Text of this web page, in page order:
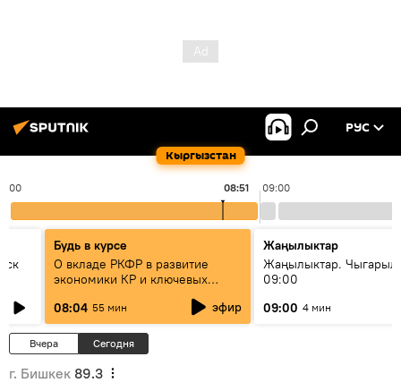
Кыргызстан
РУС
09:00
08:51
Будь в курсе
О вкладе РКФР в развитие
экономики КР и ключевых
08:04 55 мин эфир
Жаңылыктар
Жаңылыктар.
09:00
09:00 4 мин
Вчера Сегодня
г. Бишкек 89.3